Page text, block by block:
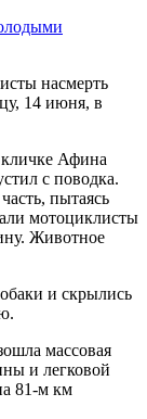
насмерть
14 июня, в
Афина
с поводка.
пытаясь
мотоциклисты
Животное
и скрылись
массовая
и легковой
81-м км